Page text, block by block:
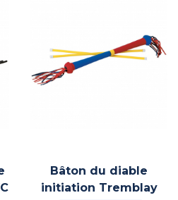
Bâton du diable
initiation Tremblay